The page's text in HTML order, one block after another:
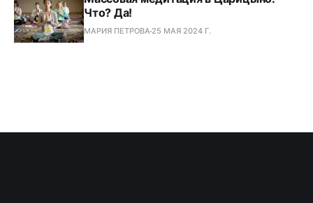
Что? Да!
МАРИЯ ПЕТРОВА 25 МАЯ 2024 Г.